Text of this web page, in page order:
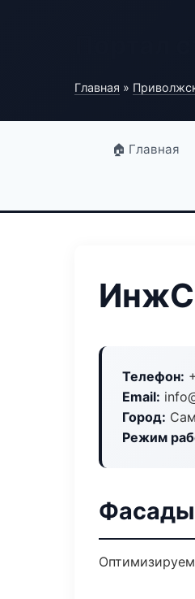
Главная »
🏠 Главная
Телефон:
Email:
Город:
Режим
Фасады